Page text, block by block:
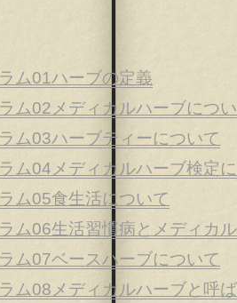
ム01ハーブの定義
ム02メディカルハーブにつ
ム03ハーブティーについて
ム04メディカルハーブ検定
ム05食生活について
ム06生活習慣病とメディカ
ム07ベースハーブについて
ム08メディカルハーブと呼